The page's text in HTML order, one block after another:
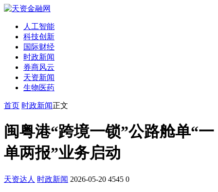
人工智能
科技创新
国际财经
时政新闻
券商风云
天资新闻
生物医药
首页 时政新闻正文
闽粤港“跨境一锁”公路舱单“一
单两报”业务启动
天资达人 时政新闻 2026-05-20 4545 0